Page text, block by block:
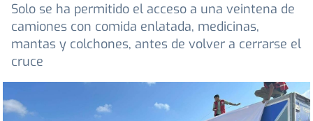
Solo se ha permitido el acceso a una veintena de
camiones con comida enlatada, medicinas,
mantas y colchones, antes de volver a cerrarse el
cruce